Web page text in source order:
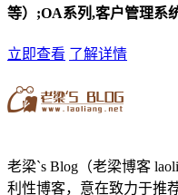
等）;OA系列,客户管理系
立即查看 了解详情
老梁`s Blog（老梁博客
利性博客，意在致力于推